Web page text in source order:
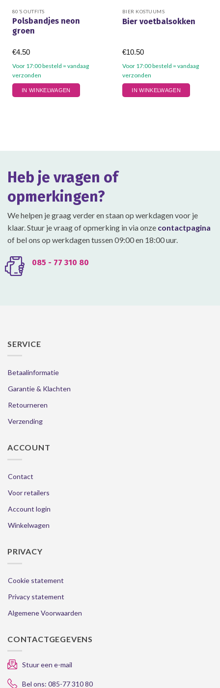
80’S OUTFITS
Polsbandjes neon
groen
Voor 17:00 besteld = vandaag
verzonden
€4.50
IN WINKELWAGEN
BIER KOSTUUMS
Bier voetbalsokken
Voor 17:00 besteld = vandaag
verzonden
€10.50
IN WINKELWAGEN
Heb je vragen of
opmerkingen?
We helpen je graag verder en staan op werkdagen voor je
klaar. Stuur je vraag of opmerking in via onze contactpagina
of bel ons op werkdagen tussen 09:00 en 18:00 uur.
085 - 77 310 80
SERVICE
Betaalinformatie
Garantie & Klachten
Retourneren
Verzending
ACCOUNT
Contact
Voor retailers
Account login
Winkelwagen
PRIVACY
Cookie statement
Privacy statement
Algemene Voorwaarden
CONTACTGEGEVENS
Stuur een e-mail
Bel ons: 085-77 310 80